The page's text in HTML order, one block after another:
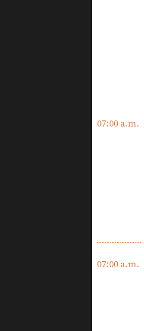
07:00 a.m.
07:00 a.m.